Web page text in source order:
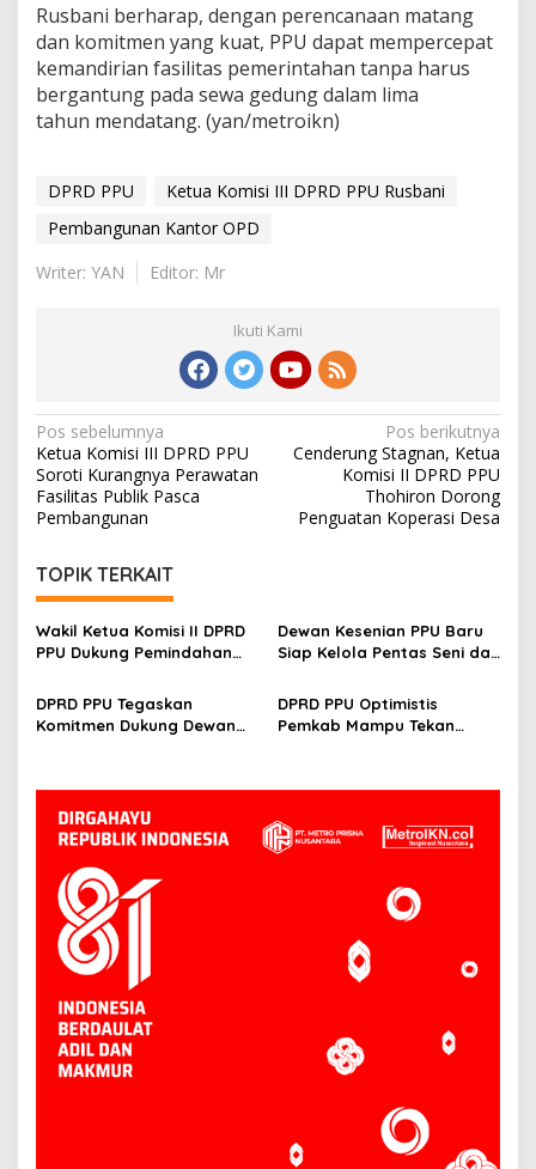
Rusbani berharap, dengan perencanaan matang
dan komitmen yang kuat, PPU dapat mempercepat
kemandirian fasilitas pemerintahan tanpa harus
bergantung pada sewa gedung dalam lima
tahun mendatang. (yan/metroikn)
DPRD PPU
Ketua Komisi III DPRD PPU Rusbani
Pembangunan Kantor OPD
Writer: YAN
Editor: Mr
Ikuti Kami
Navigasi
pos
Pos sebelumnya
Ketua Komisi III DPRD PPU
Soroti Kurangnya Perawatan
Fasilitas Publik Pasca
Pembangunan
Pos berikutnya
Cenderung Stagnan, Ketua
Komisi II DPRD PPU
Thohiron Dorong
Penguatan Koperasi Desa
TOPIK TERKAIT
Wakil Ketua Komisi II DPRD
PPU Dukung Pemindahan
UMKM ke Depan Stadion
Panglima Sentik
Dewan Kesenian PPU Baru
Siap Kelola Pentas Seni dan
Baik, Kenapa Tidak
DPRD PPU Tegaskan
Komitmen Dukung Dewan
DPRD PPU Optimistis
Pemkab Mampu Tekan
O Persen